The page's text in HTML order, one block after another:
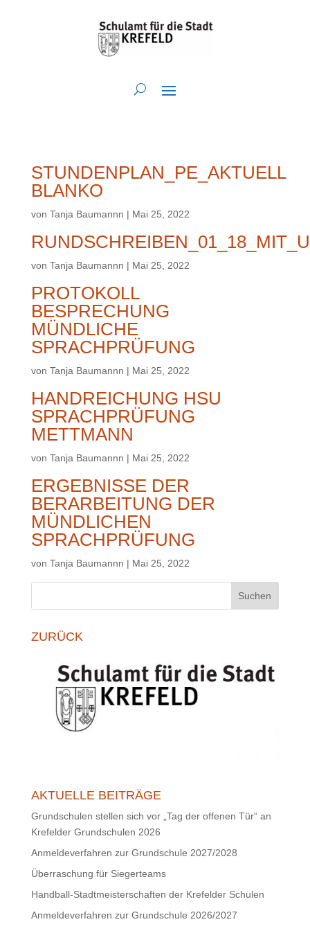
STUNDENPLAN_PE_AKTUELL
BLANKO
von Tanja Baumannn | Mai 25, 2022
von Tanja Baumannn | Mai 25, 2022
PROTOKOLL
BESPRECHUNG
MÜNDLICHE
SPRACHPRÜFUNG
von Tanja Baumannn | Mai 25, 2022
HANDREICHUNG HSU
SPRACHPRÜFUNG
METTMANN
von Tanja Baumannn | Mai 25, 2022
ERGEBNISSE DER
BERARBEITUNG DER
MÜNDLICHEN
SPRACHPRÜFUNG
von Tanja Baumannn | Mai 25, 2022
Suchen
ZURÜCK
AKTUELLE BEITRÄGE
Grundschulen stellen sich vor „Tag der offenen Tür“ an
Krefelder Grundschulen 2026
Anmeldeverfahren zur Grundschule 2027/2028
Überraschung für Siegerteams
Handball-Stadtmeisterschaften der Krefelder Schulen
Anmeldeverfahren zur Grundschule 2026/2027